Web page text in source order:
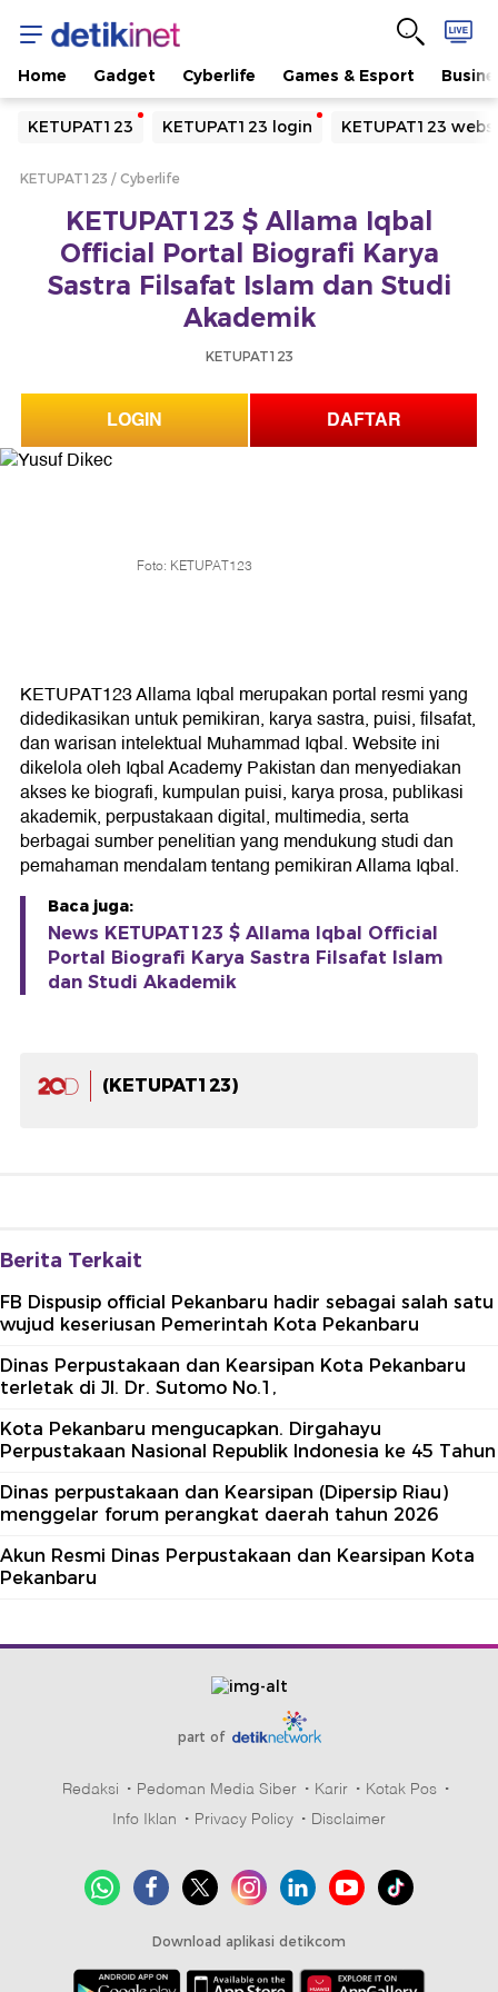
Home Gadget Cyberlife Games & Esport
KETUPAT123 KETUPAT123 login KETUPAT123
Yang sedang ramai dicari
Loading...
Loading...
KETUPAT123 Cyberlife
KETUPAT123 $ Allama Iqbal
Official Portal Biografi Karya
Sastra Filsafat Islam dan Studi
Akademik
KETUPAT123
LOGIN DAFTAR
Foto: KETUPAT123
KETUPAT123 Allama Iqbal merupakan portal resmi yang
didedikasikan untuk pemikiran, karya sastra, puisi, filsafat,
dan warisan intelektual Muhammad Iqbal. Website ini
dikelola oleh Iqbal Academy Pakistan dan menyediakan
akses ke biografi, kumpulan puisi, karya prosa, publikasi
akademik, perpustakaan digital, multimedia, serta
berbagai sumber penelitian yang mendukung studi dan
pemahaman mendalam tentang pemikiran Allama Iqbal.
Baca juga:
News KETUPAT123 $ Allama Iqbal Official
Portal Biografi Karya Sastra Filsafat Islam
dan Studi Akademik
(KETUPAT123)
Berita Terkait
FB Dispusip official Pekanbaru hadir sebagai salah satu
wujud keseriusan Pemerintah Kota Pekanbaru
Dinas Perpustakaan dan Kearsipan Kota Pekanbaru
terletak di Jl. Dr. Sutomo No.1,
Kota Pekanbaru mengucapkan. Dirgahayu
Perpustakaan Nasional Republik Indonesia ke 45 Tahun
Dinas perpustakaan dan Kearsipan (Dipersip Riau)
menggelar forum perangkat daerah tahun 2026
Akun Resmi Dinas Perpustakaan dan Kearsipan Kota
Pekanbaru
part of
Redaksi Pedoman Media Siber Karir
Kotak Pos
Info Iklan
Privacy Policy Disclaimer
Download aplikasi detikcom